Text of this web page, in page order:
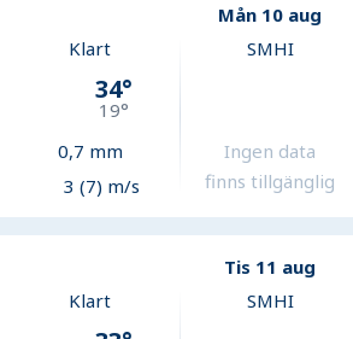
Mån 10 aug
Klart
34°
19°
0,7 mm
3 (7) m/s
SMHI
Ingen data
finns tillgänglig
Tis 11 aug
Klart
SMHI